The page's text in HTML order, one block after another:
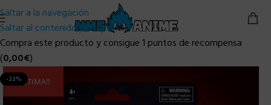
Saltar a la navegación
Saltar al contenido principal
Compra este producto y consigue 1 puntos de recompensa
(0,00€)
-22%ULTIMA!!